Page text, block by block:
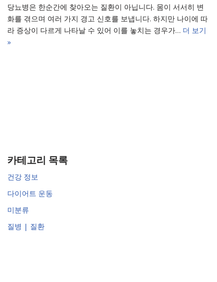
당뇨병은 한순간에 찾아오는 질환이 아닙니다. 몸이 서서히 변
화를 겪으며 여러 가지 경고 신호를 보냅니다. 하지만 나이에 따
라 증상이 다르게 나타날 수 있어 이를 놓치는 경우가… 더 보기
»
카테고리 목록
건강 정보
다이어트 운동
미분류
질병 | 질환